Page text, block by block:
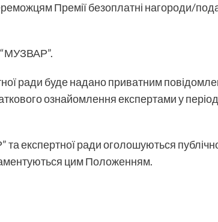
Премії безоплатні нагороди/
ради буде надано приватним
ознайомлення експертами у
та експертної ради оголошуються
цим Положенням.